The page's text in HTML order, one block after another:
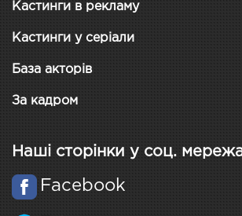
Кастинги в рекламу
Кастинги у серіали
База акторів
За кадром
Наші сторінки у соц.
Facebook